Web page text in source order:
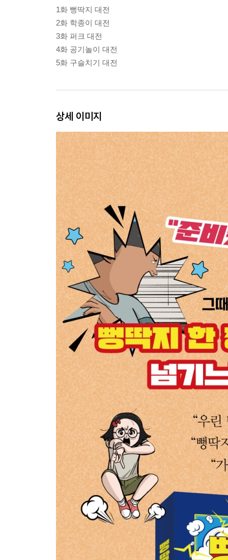
1화 뻥딱지 대전
2화 학종이 대전
3화 퍼크 대전
4화 공기놀이 대전
5화 구슬치기 대전
상세 이미지